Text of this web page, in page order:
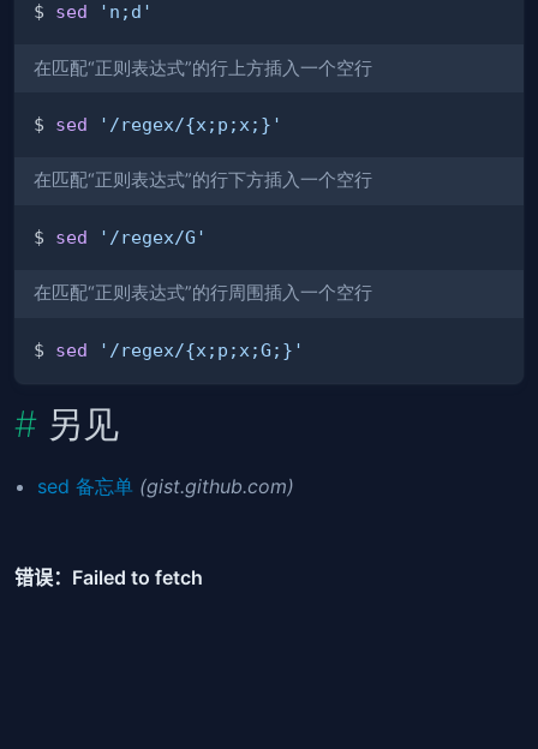
$ sed 'n;d'
在匹配“正则表达式”的行上方插入一个空行
$ sed '/regex/{x;p;x;}'
在匹配“正则表达式”的行下方插入一个空行
$ sed '/regex/G'
在匹配“正则表达式”的行周围插入一个空行
$ sed '/regex/{x;p;x;G;}'
另见
sed 备忘单 (gist.github.com)